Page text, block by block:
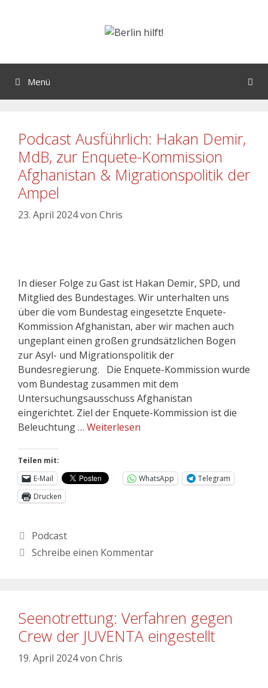
Menü
Podcast Ausführlich: Hakan Demir,
MdB, zur Enquete-Kommission
Afghanistan & Migrationspolitik der
Ampel
23. April 2024von Chris
In dieser Folge zu Gast ist Hakan Demir, SPD, und
Mitglied des Bundestages. Wir unterhalten uns
über die vom Bundestag eingesetzte Enquete-
Kommission Afghanistan, aber wir machen auch
ungeplant einen großen grundsätzlichen Bogen
zur Asyl- und Migrationspolitik der
Bundesregierung. Die Enquete-Kommission wurde
vom Bundestag zusammen mit dem
Untersuchungsausschuss Afghanistan
eingerichtet. Ziel der Enquete-Kommission ist die
Beleuchtung … Weiterlesen
Teilen mit:
E-Mail
WhatsApp
Telegram
Drucken
Podcast
Schreibe einen Kommentar
Seenotrettung: Verfahren gegen
Crew der JUVENTA eingestellt
19. April 2024von Chris